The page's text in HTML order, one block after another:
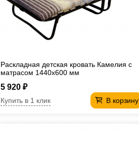
Раскладная детская кровать Камелия с
матрасом 1440х600 мм
5 920 ₽
В корзину
Купить в 1 клик